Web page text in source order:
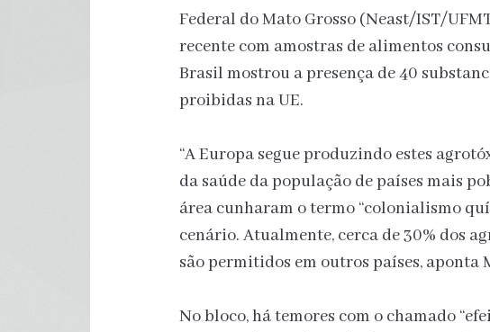
Federal do Mato Grosso (Neast/IST/
recente com amostras de alimentos
Brasil mostrou a presença de 40
proibidas na UE.
“A Europa segue produzindo estes
da saúde da população de países mais
área cunharam o termo “colonialismo
cenário. Atualmente, cerca de 30% dos
são permitidos em outros países, aponta
No bloco, há temores com o chamado